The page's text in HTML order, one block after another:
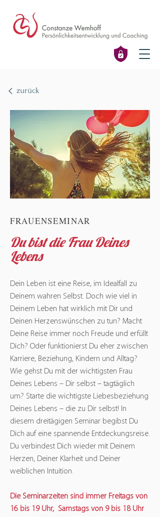
zurück
FRAUENSEMINAR
Du bist die Frau Deines
Lebens
Dein Leben ist eine Reise, im Idealfall zu
Deinem wahren Selbst. Doch wie viel in
Deinem Leben hat wirklich mit Dir und
Deinen Herzenswünschen zu tun? Macht
Deine Reise immer noch Freude und erfüllt
Dich? Oder funktionierst Du eher zwischen
Karriere, Beziehung, Kindern und Alltag?
Wie gehst Du mit der wichtigsten Frau
Deines Lebens – Dir selbst – tagtäglich
um? Starte die wichtigste Liebesbeziehung
Deines Lebens – die zu Dir selbst! In
diesem dreitägigen Seminar begibst Du
Dich auf eine spannende Entdeckungsreise.
Du verbindest Dich wieder mit Deinem
Herzen, Deiner Klarheit und Deiner
weiblichen Intuition.
Die Seminarzeiten sind immer Freitags von
16 bis 19 Uhr, Samstags von 9 bis 18 Uhr